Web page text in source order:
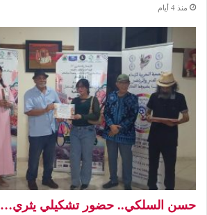
منذ 4 أيام
حسن السلكي.. حضور تشكيلي يثري…